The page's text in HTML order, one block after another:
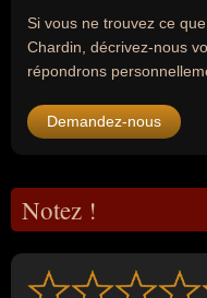
Si vous ne trouvez ce
Chardin, décrivez-nous
répondrons
Demandez-nous
Notez !